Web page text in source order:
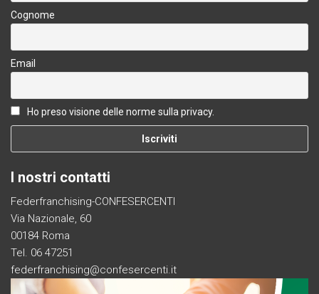
Cognome
Email
Ho preso visione delle norme sulla privacy.
I nostri contatti
Federfranchising-CONFESERCENTI
Via Nazionale, 60
00184 Roma
Tel. 06 47251
federfranchising@confesercenti.it